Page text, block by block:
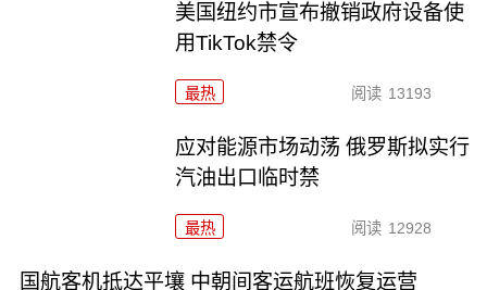
美国纽约市宣布撤销政府设备使
用TikTok禁令
最热 阅读 13193
应对能源市场动荡 俄罗斯拟实行
汽油出口临时禁
最热 阅读 12928
国航客机抵达平壤 中朝间客运航班恢复运营